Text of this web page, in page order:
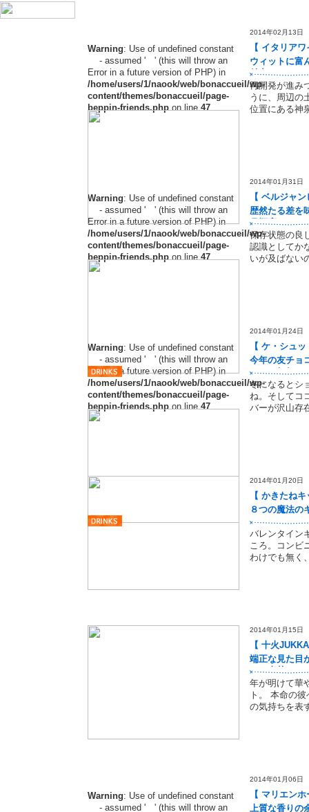
Warning: Use of undefined constant
- assumed ' ' (this will throw an
Error in a future version of PHP) in
/home/users/1/naook/web/bonaccueil/wp-
content/themes/bonaccueil/page-
beppin-friends.phpon line47
2014年02月13日
【 イタリア
ウィットに富
魅力
再開発が進み
うに、周辺の
位置にある神
Warning: Use of undefined constant
- assumed ' ' (this will throw an
Error in a future version of PHP) in
/home/users/1/naook/web/bonaccueil/wp-
content/themes/bonaccueil/page-
beppin-friends.phpon line47
2014年01月31日
【 ベルジャ
歴然たる差を
月酒店＞
保存状態の良
認識としてか
いが及ばない
Warning: Use of undefined constant
- assumed ' ' (this will throw an
Error in a future version of PHP) in
/home/users/1/naook/web/bonaccueil/wp-
content/themes/bonaccueil/page-
beppin-friends.phpon line47
2014年01月24日
【 ケ・シュ
今年の友チョ
コアは如何？
冬になるとシ
ね。そしてコ
バーが沢山存
2014年01月20日
【 かきたね
８つの魔法の
のバレンタイ
バレンタイン
ころ。コンビ
わけでも無く
2014年01月15日
【 十火
端正な見た目
イン米菓
年が明けて華
ト。 本命の
の気持ちを表
Warning: Use of undefined constant
- assumed ' ' (this will throw an
2014年01月06日
【 マリエン
上質な香りの